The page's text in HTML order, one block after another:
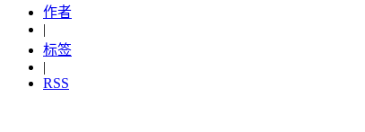
作者
|
标签
|
RSS